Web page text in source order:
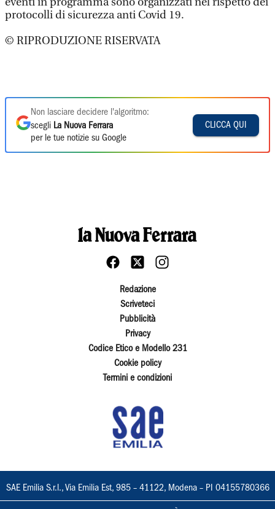
protocolli di sicurezza anti Covid 19.
© RIPRODUZIONE RISERVATA
Non lasciare decidere l'algoritmo:
scegli La Nuova Ferrara
per le tue notizie su Google
CLICCA QUI
Redazione
Scriveteci
Pubblicità
Privacy
Codice Etico e Modello 231
Cookie policy
Termini e condizioni
SAE Emilia S.r.l., Via Emilia Est, 985 – 41122, Modena – PI 04155780366